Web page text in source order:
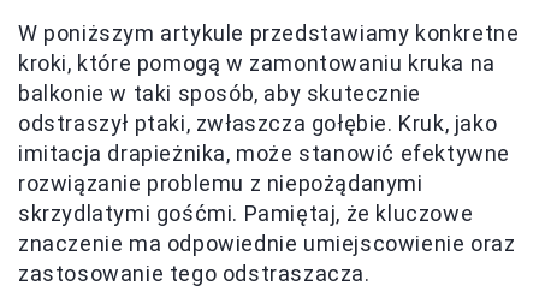
W poniższym artykule przedstawiamy konkretne
kroki, które pomogą w zamontowaniu kruka na
balkonie w taki sposób, aby skutecznie
odstraszył ptaki, zwłaszcza gołębie. Kruk, jako
imitacja drapieżnika, może stanowić efektywne
rozwiązanie problemu z niepożądanymi
skrzydlatymi gośćmi. Pamiętaj, że kluczowe
znaczenie ma odpowiednie umiejscowienie oraz
zastosowanie tego odstraszacza.